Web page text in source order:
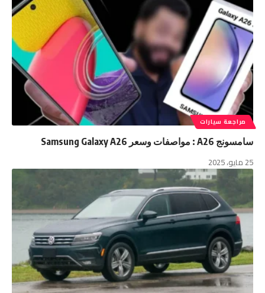
مراجعة سيارات
سامسونج A26 : مواصفات وسعر Samsung Galaxy A26
25 مايو، 2025